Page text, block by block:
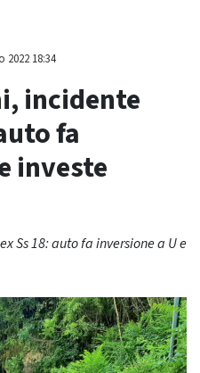
“Serve chiarezza!”"
2022 18:34
incidente
fa
investe
Ss 18: auto fa inversione a U e